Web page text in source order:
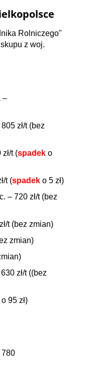
Rolniczego"
z woj.
–
zł/t (bez
t (spadek o
t (spadek o 5 zł)
– 720 zł/t (bez
t (bez zmian)
zmian)
zł/t ((bez
o 95 zł)
780